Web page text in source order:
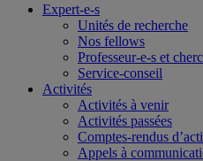
Expert-e-s
Unités de recherche
Nos fellows
Professeur-e-s et
Service-conseil
Activités
Activités à venir
Activités passées
Comptes-rendus
Appels à